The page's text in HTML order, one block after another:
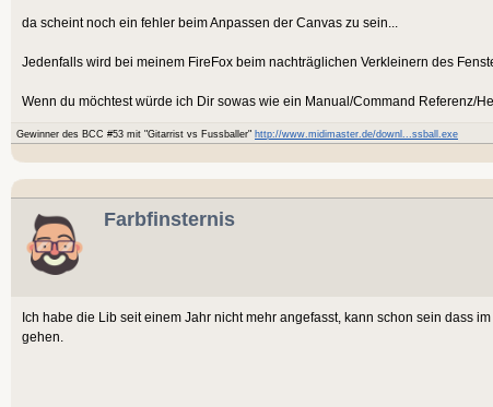
da scheint noch ein fehler beim Anpassen der Canvas zu sein...
Jedenfalls wird bei meinem FireFox beim nachträglichen Verkleinern des
Wenn du möchtest würde ich Dir sowas wie ein Manual/Command Referenz/
Gewinner des BCC #53 mit "Gitarrist vs Fussballer" http://www.midimaster.de/downl...ssball.exe
Farbfinsternis
Ich habe die Lib seit einem Jahr nicht mehr angefasst, kann schon sein dass
gehen.